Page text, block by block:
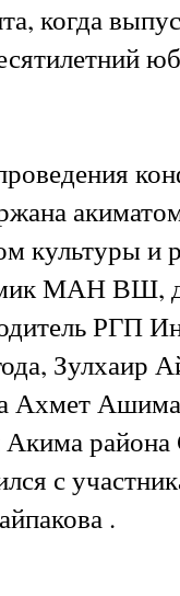
когда
культуры и
МАН ВШ,
РГП
Зулхаир
Ахмет
с
.